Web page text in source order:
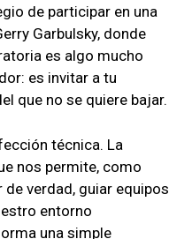
de participar en una
Garbulsky, donde
es algo mucho
es invitar a tu
que no se quiere bajar.
técnica. La
nos permite, como
verdad, guiar equipos
entorno
una simple